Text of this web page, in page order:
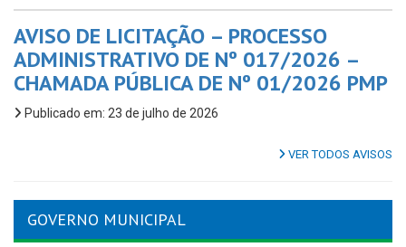
AVISO DE LICITAÇÃO – PROCESSO
ADMINISTRATIVO DE Nº 017/2026 –
CHAMADA PÚBLICA DE Nº 01/2026 PMP
Publicado em: 23 de julho de 2026
VER TODOS AVISOS
GOVERNO MUNICIPAL